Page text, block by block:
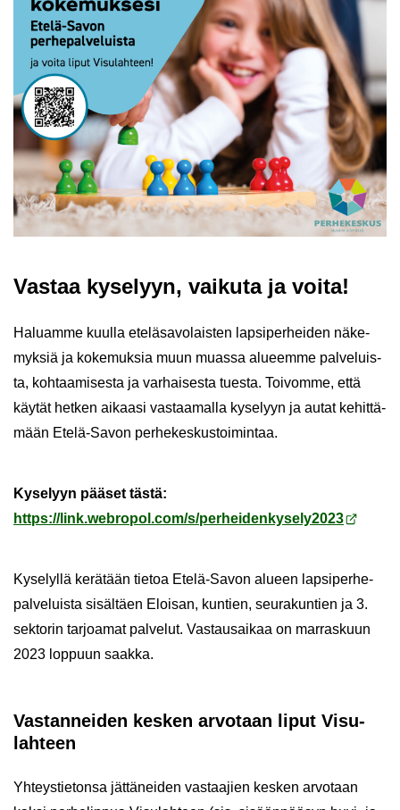
Vas­taa ky­se­lyyn, vai­ku­ta ja voita!
Ha­luam­me kuul­la ete­lä­sa­vo­lais­ten lap­si­per­hei­den nä­ke­
myk­siä ja ko­ke­muk­sia muun muas­sa alu­eem­me pal­ve­luis­
ta, koh­taa­mi­ses­ta ja var­hai­ses­ta tues­ta. Toi­vom­me, että
käy­tät het­ken ai­kaa­si vas­taa­mal­la ky­se­lyyn ja autat ke­hit­tä­
mään Etelä-​Savon per­he­kes­kus­toi­min­taa.
Ky­se­lyyn pää­set tästä:
https://link.webropol.com/s/per­hei­den­ky­se­ly2023
Ky­se­lyl­lä ke­rä­tään tie­toa Etelä-​Savon alu­een lap­si­per­he­
pal­ve­luis­ta si­säl­täen Eloi­san, kun­tien, seu­ra­kun­tien ja 3.
sek­to­rin tar­joa­mat pal­ve­lut. Vas­tausai­kaa on mar­ras­kuun
2023 lop­puun saak­ka.
Vas­tan­nei­den kes­ken ar­vo­taan liput Vi­su­
lah­teen
Yh­teys­tie­ton­sa jät­tä­nei­den vas­taa­jien kes­ken ar­vo­taan